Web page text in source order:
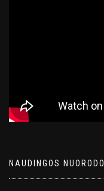
NAUDINGOS